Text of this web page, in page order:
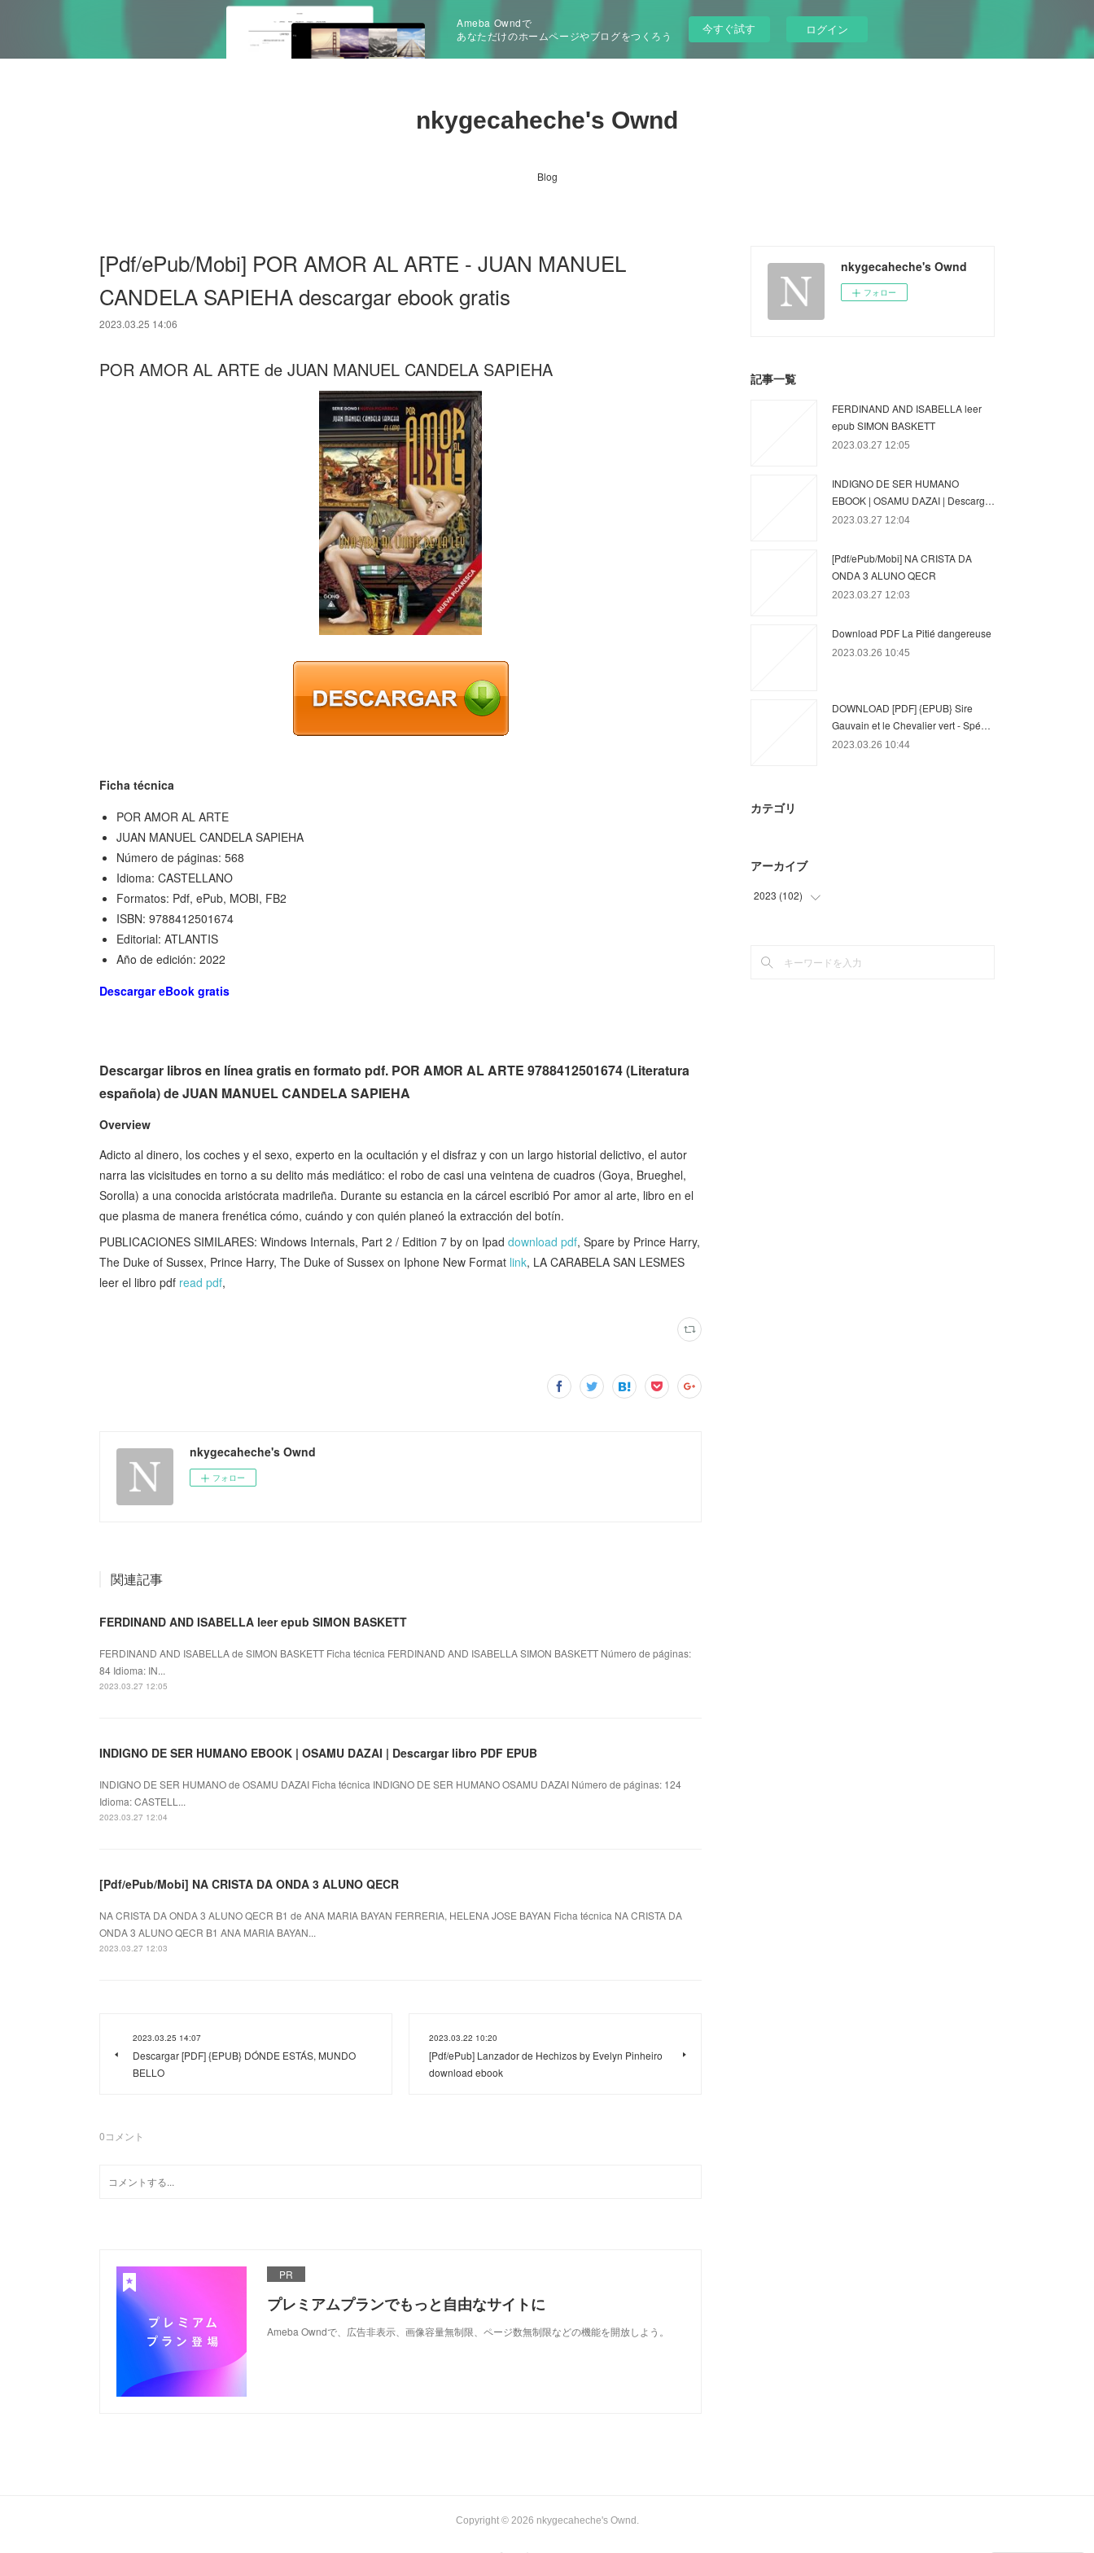
Ameba Owndで
あなただけのホームページやブログをつくろう
今すぐ試す ログイン
nkygecaheche's Ownd
Blog
[Pdf/ePub/Mobi] POR AMOR AL ARTE - JUAN MANUEL
CANDELA SAPIEHA descargar ebook gratis
2023.03.25 14:06
POR AMOR AL ARTE de JUAN MANUEL CANDELA SAPIEHA
Ficha técnica
POR AMOR AL ARTE
JUAN MANUEL CANDELA SAPIEHA
Número de páginas: 568
Idioma: CASTELLANO
Formatos: Pdf, ePub, MOBI, FB2
ISBN: 9788412501674
Editorial: ATLANTIS
Año de edición: 2022
Descargar eBook gratis
Descargar libros en línea gratis en formato pdf. POR AMOR AL ARTE 9788412501674 (Literatura
española) de JUAN MANUEL CANDELA SAPIEHA
Overview
Adicto al dinero, los coches y el sexo, experto en la ocultación y el disfraz y con un largo historial delictivo, el autor
narra las vicisitudes en torno a su delito más mediático: el robo de casi una veintena de cuadros (Goya, Brueghel,
Sorolla) a una conocida aristócrata madrileña. Durante su estancia en la cárcel escribió Por amor al arte, libro en el
que plasma de manera frenética cómo, cuándo y con quién planeó la extracción del botín.
PUBLICACIONES SIMILARES: Windows Internals, Part 2 / Edition 7 by on Ipad download pdf, Spare by Prince Harry,
The Duke of Sussex, Prince Harry, The Duke of Sussex on Iphone New Format link, LA CARABELA SAN LESMES
leer el libro pdf read pdf,
nkygecaheche's Ownd
フォロー
関連記事
FERDINAND AND ISABELLA leer epub SIMON BASKETT
FERDINAND AND ISABELLA de SIMON BASKETT Ficha técnica FERDINAND AND ISABELLA SIMON BASKETT Número de páginas:
84 Idioma: IN...
2023.03.27 12:05
INDIGNO DE SER HUMANO EBOOK | OSAMU DAZAI | Descargar libro PDF EPUB
INDIGNO DE SER HUMANO de OSAMU DAZAI Ficha técnica INDIGNO DE SER HUMANO OSAMU DAZAI Número de páginas: 124
Idioma: CASTELL...
2023.03.27 12:04
[Pdf/ePub/Mobi] NA CRISTA DA ONDA 3 ALUNO QECR
NA CRISTA DA ONDA 3 ALUNO QECR B1 de ANA MARIA BAYAN FERRERIA, HELENA JOSE BAYAN Ficha técnica NA CRISTA DA
ONDA 3 ALUNO QECR B1 ANA MARIA BAYAN...
2023.03.27 12:03
2023.03.25 14:07
Descargar [PDF] {EPUB} DÓNDE ESTÁS, MUNDO
BELLO
2023.03.22 10:20
[Pdf/ePub] Lanzador de Hechizos by Evelyn Pinheiro
download ebook
0コメント
PR
プレミアムプランでもっと自由なサイトに
Ameba Owndで、広告非表示、画像容量無制限、ページ数無制限などの機能を開放しよう。
nkygecaheche's Ownd
フォロー
記事一覧
FERDINAND AND ISABELLA leer
epub SIMON BASKETT
2023.03.27 12:05
INDIGNO DE SER HUMANO
EBOOK | OSAMU DAZAI | Descarg…
2023.03.27 12:04
[Pdf/ePub/Mobi] NA CRISTA DA
ONDA 3 ALUNO QECR
2023.03.27 12:03
Download PDF La Pitié dangereuse
2023.03.26 10:45
DOWNLOAD [PDF] {EPUB} Sire
Gauvain et le Chevalier vert - Spé…
2023.03.26 10:44
カテゴリ
アーカイブ
2023 (102)
Copyright © 2026 nkygecaheche's Ownd .